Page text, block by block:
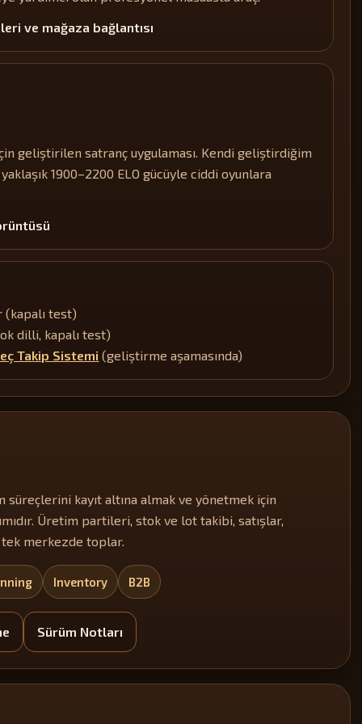
ve mağaza bağlantısı
geliştirilen satranç uygulaması. Kendi geliştirdiğim
1900–2200 ELO gücüyle ciddi oyunlara
(kapalı test)
dilli, kapalı test)
Takip Sistemi (geliştirme aşamasında)
kayıt altına almak ve yönetmek için
Üretim partileri, stok ve lot takibi, satışlar,
merkezde toplar.
Inventory B2B
Sürüm Notları